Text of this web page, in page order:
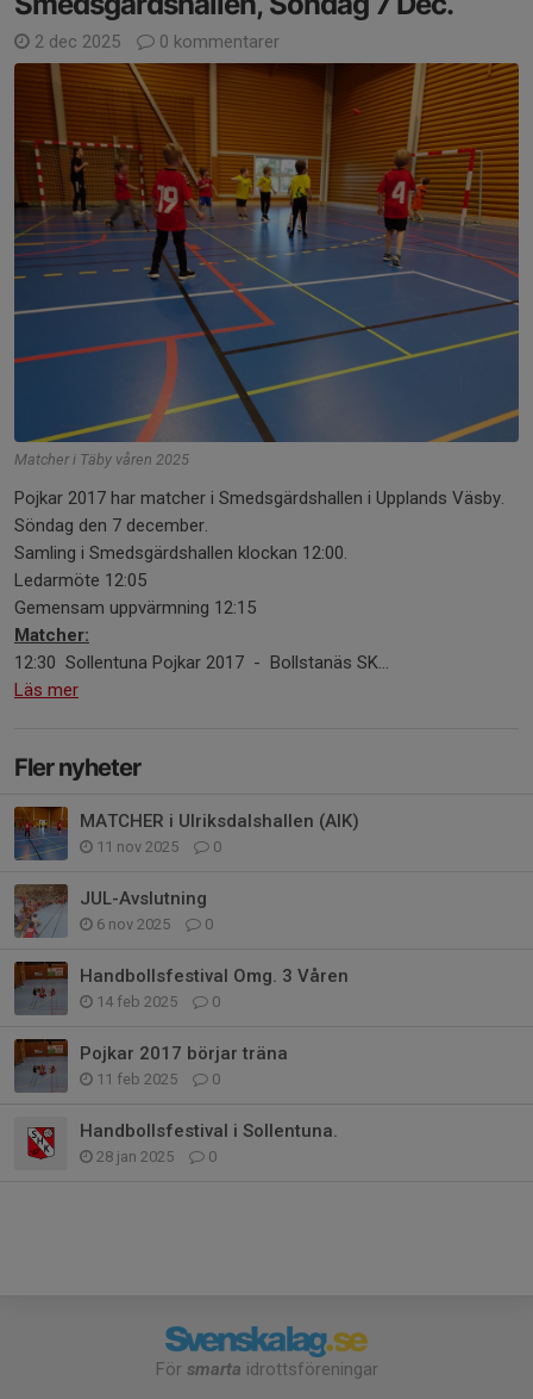
2 dec 2025 0 kommentarer
Matcher i Täby våren 2025
Pojkar 2017 har matcher i Smedsgärdshallen i Upplands Väsby.
Söndag den 7 december.
Samling i Smedsgärdshallen klockan 12:00.
Ledarmöte 12:05
Gemensam uppvärmning 12:15
Matcher:
12:30 Sollentuna Pojkar 2017 - Bollstanäs SK...
Läs mer
Fler nyheter
MATCHER i Ulriksdalshallen (AIK)
11 nov 2025 0
JUL-Avslutning
6 nov 2025 0
Handbollsfestival Omg. 3 Våren
14 feb 2025 0
Pojkar 2017 börjar träna
11 feb 2025 0
Handbollsfestival i Sollentuna.
28 jan 2025 0
För smarta idrottsföreningar